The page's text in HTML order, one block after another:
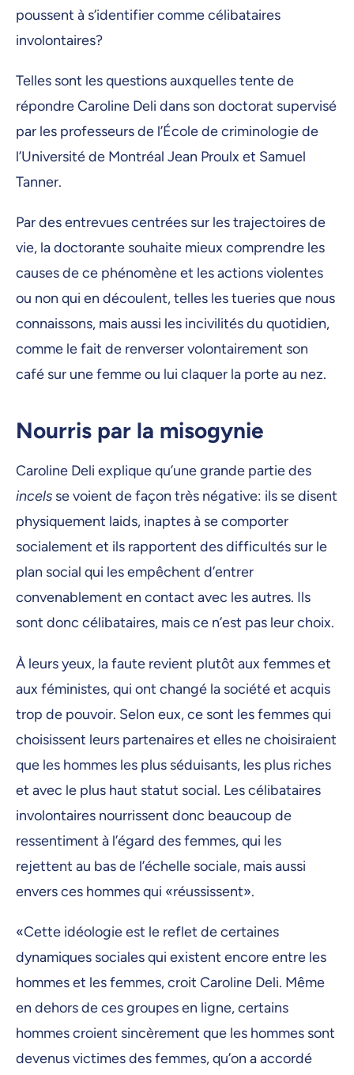
poussent à s’identifier comme célibataires
involontaires?
Telles sont les questions auxquelles tente de
répondre Caroline Deli dans son doctorat supervisé
par les professeurs de l’École de criminologie de
l’Université de Montréal Jean Proulx et Samuel
Tanner.
Par des entrevues centrées sur les trajectoires de
vie, la doctorante souhaite mieux comprendre les
causes de ce phénomène et les actions violentes
ou non qui en découlent, telles les tueries que nous
connaissons, mais aussi les incivilités du quotidien,
comme le fait de renverser volontairement son
café sur une femme ou lui claquer la porte au nez.
Nourris par la misogynie
Caroline Deli explique qu’une grande partie des
incels se voient de façon très négative: ils se disent
physiquement laids, inaptes à se comporter
socialement et ils rapportent des difficultés sur le
plan social qui les empêchent d’entrer
convenablement en contact avec les autres. Ils
sont donc célibataires, mais ce n’est pas leur choix.
À leurs yeux, la faute revient plutôt aux femmes et
aux féministes, qui ont changé la société et acquis
trop de pouvoir. Selon eux, ce sont les femmes qui
choisissent leurs partenaires et elles ne choisiraient
que les hommes les plus séduisants, les plus riches
et avec le plus haut statut social. Les célibataires
involontaires nourrissent donc beaucoup de
ressentiment à l’égard des femmes, qui les
rejettent au bas de l’échelle sociale, mais aussi
envers ces hommes qui «réussissent».
«Cette idéologie est le reflet de certaines
dynamiques sociales qui existent encore entre les
hommes et les femmes, croit Caroline Deli. Même
en dehors de ces groupes en ligne, certains
hommes croient sincèrement que les hommes sont
devenus victimes des femmes, qu’on a accordé